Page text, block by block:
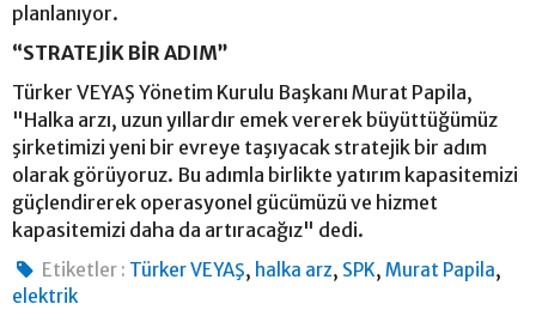
planlanıyor.
“STRATEJİK BİR ADIM”
Türker VEYAŞ Yönetim Kurulu Başkanı Murat Papila,
"Halka arzı, uzun yıllardır emek vererek büyüttüğümüz
şirketimizi yeni bir evreye taşıyacak stratejik bir adım
olarak görüyoruz. Bu adımla birlikte yatırım kapasitemizi
güçlendirerek operasyonel gücümüzü ve hizmet
kapasitemizi daha da artıracağız" dedi.
Etiketler : Türker VEYAŞ, halka arz, SPK,Murat Papila,
elektrik